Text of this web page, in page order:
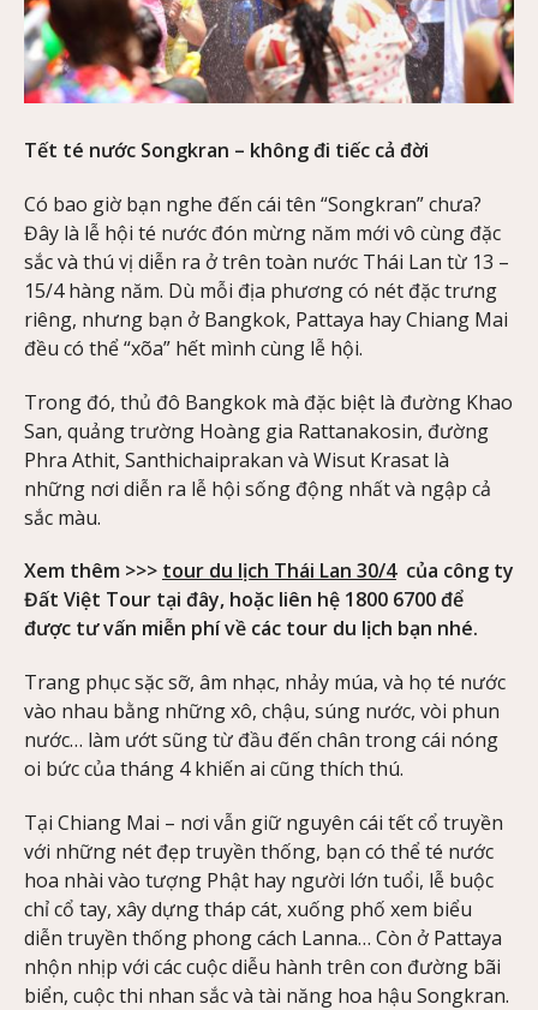
Tết té nước Songkran – không đi tiếc cả đời
Có bao giờ bạn nghe đến cái tên “Songkran” chưa?
Đây là lễ hội té nước đón mừng năm mới vô cùng đặc
sắc và thú vị diễn ra ở trên toàn nước Thái Lan từ 13 –
15/4 hàng năm. Dù mỗi địa phương có nét đặc trưng
riêng, nhưng bạn ở Bangkok, Pattaya hay Chiang Mai
đều có thể “xõa” hết mình cùng lễ hội.
Trong đó, thủ đô Bangkok mà đặc biệt là đường Khao
San, quảng trường Hoàng gia Rattanakosin, đường
Phra Athit, Santhichaiprakan và Wisut Krasat là
những nơi diễn ra lễ hội sống động nhất và ngập cả
sắc màu.
Xem thêm >>> tour du lịch Thái Lan 30/4của công ty
Đất Việt Tour tại đây, hoặc liên hệ 1800 6700 để
được tư vấn miễn phí về các tour du lịch bạn nhé.
Trang phục sặc sỡ, âm nhạc, nhảy múa, và họ té nước
vào nhau bằng những xô, chậu, súng nước, vòi phun
nước… làm ướt sũng từ đầu đến chân trong cái nóng
oi bức của tháng 4 khiến ai cũng thích thú.
Tại Chiang Mai – nơi vẫn giữ nguyên cái tết cổ truyền
với những nét đẹp truyền thống, bạn có thể té nước
hoa nhài vào tượng Phật hay người lớn tuổi, lễ buộc
chỉ cổ tay, xây dựng tháp cát, xuống phố xem biểu
diễn truyền thống phong cách Lanna… Còn ở Pattaya
nhộn nhịp với các cuộc diễu hành trên con đường bãi
biển, cuộc thi nhan sắc và tài năng hoa hậu Songkran.